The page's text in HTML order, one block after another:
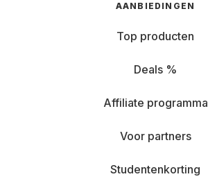
AANBIEDINGEN
Top producten
Deals %
Affiliate programma
Voor partners
Studentenkorting